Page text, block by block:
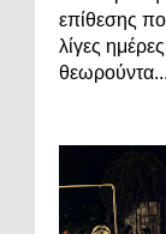
επίθεσης
λίγες
θεωρούντα...